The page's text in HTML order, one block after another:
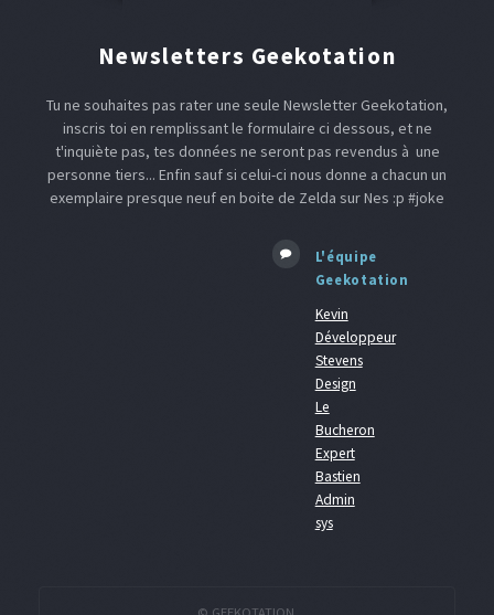
Newsletters Geekotation
Tu ne souhaites pas rater une seule Newsletter Geekotation,
inscris toi en remplissant le formulaire ci dessous, et ne
t'inquiète pas, tes données ne seront pas revendus à une
personne tiers... Enfin sauf si celui-ci nous donne a chacun un
exemplaire presque neuf en boite de Zelda sur Nes :p #joke
L'équipe
Geekotation
Kevin
Développeur
Stevens
Design
Le
Bucheron
Expert
Bastien
Admin
sys